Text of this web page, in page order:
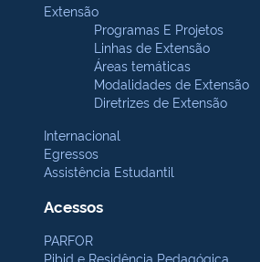
Extensão
Programas E Projetos
Linhas de Extensão
Áreas temáticas
Modalidades de Extensão
Diretrizes de Extensão
Internacional
Egressos
Assistência Estudantil
Acessos
PARFOR
Pibid e Residência Pedagógica